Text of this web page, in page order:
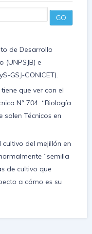
GO
de Desarrollo
e
GSJ-CONICET).
que ver con el
Nº 704 “Biología
salen Técnicos en
del mejillón en
“semilla
de cultivo que
a cómo es su